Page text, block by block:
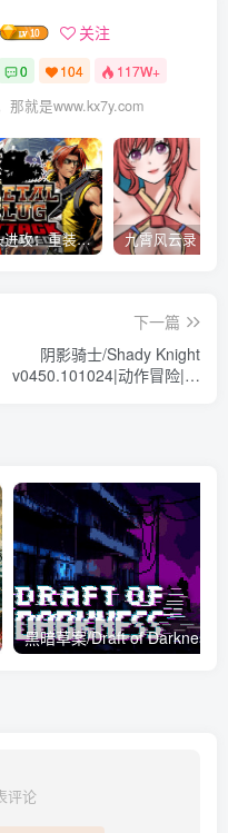
关注
0 104 117W+
那就是www.kx7y.com
合金弹头进攻：重装上阵/METAL SLUG ATTACK RELOADED Build.16214511|策略模拟|容量2.7GB|免安装绿色中文版
下一篇
阴影骑士/Shady Knight
v0450.101024|动作冒险|容
评论